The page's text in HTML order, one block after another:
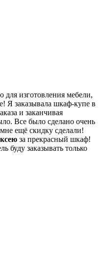
изготовления мебели,
Я заказывала шкаф-купе в
и заканчивая
Все было сделано очень
ещё скидку сделали!
за прекрасный шкаф!
буду заказывать только